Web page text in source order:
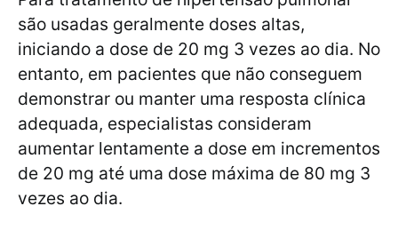
são usadas geralmente doses altas,
iniciando a dose de 20 mg 3 vezes ao dia. No
entanto, em pacientes que não conseguem
demonstrar ou manter uma resposta clínica
adequada, especialistas consideram
aumentar lentamente a dose em incrementos
de 20 mg até uma dose máxima de 80 mg 3
vezes ao dia.